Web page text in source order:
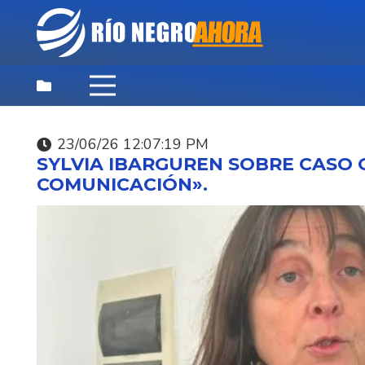
23/06/26 12:07:19 PM
SYLVIA IBARGUREN SOBRE CASO
COMUNICACIÓN».
DESTACADAS,NOTICIAS ,
06/08/26 10:21:06 AM
INTENDENCIA
EL PROCEDIMIENTO
UTILIZADO PARA
UN CAMIÓN